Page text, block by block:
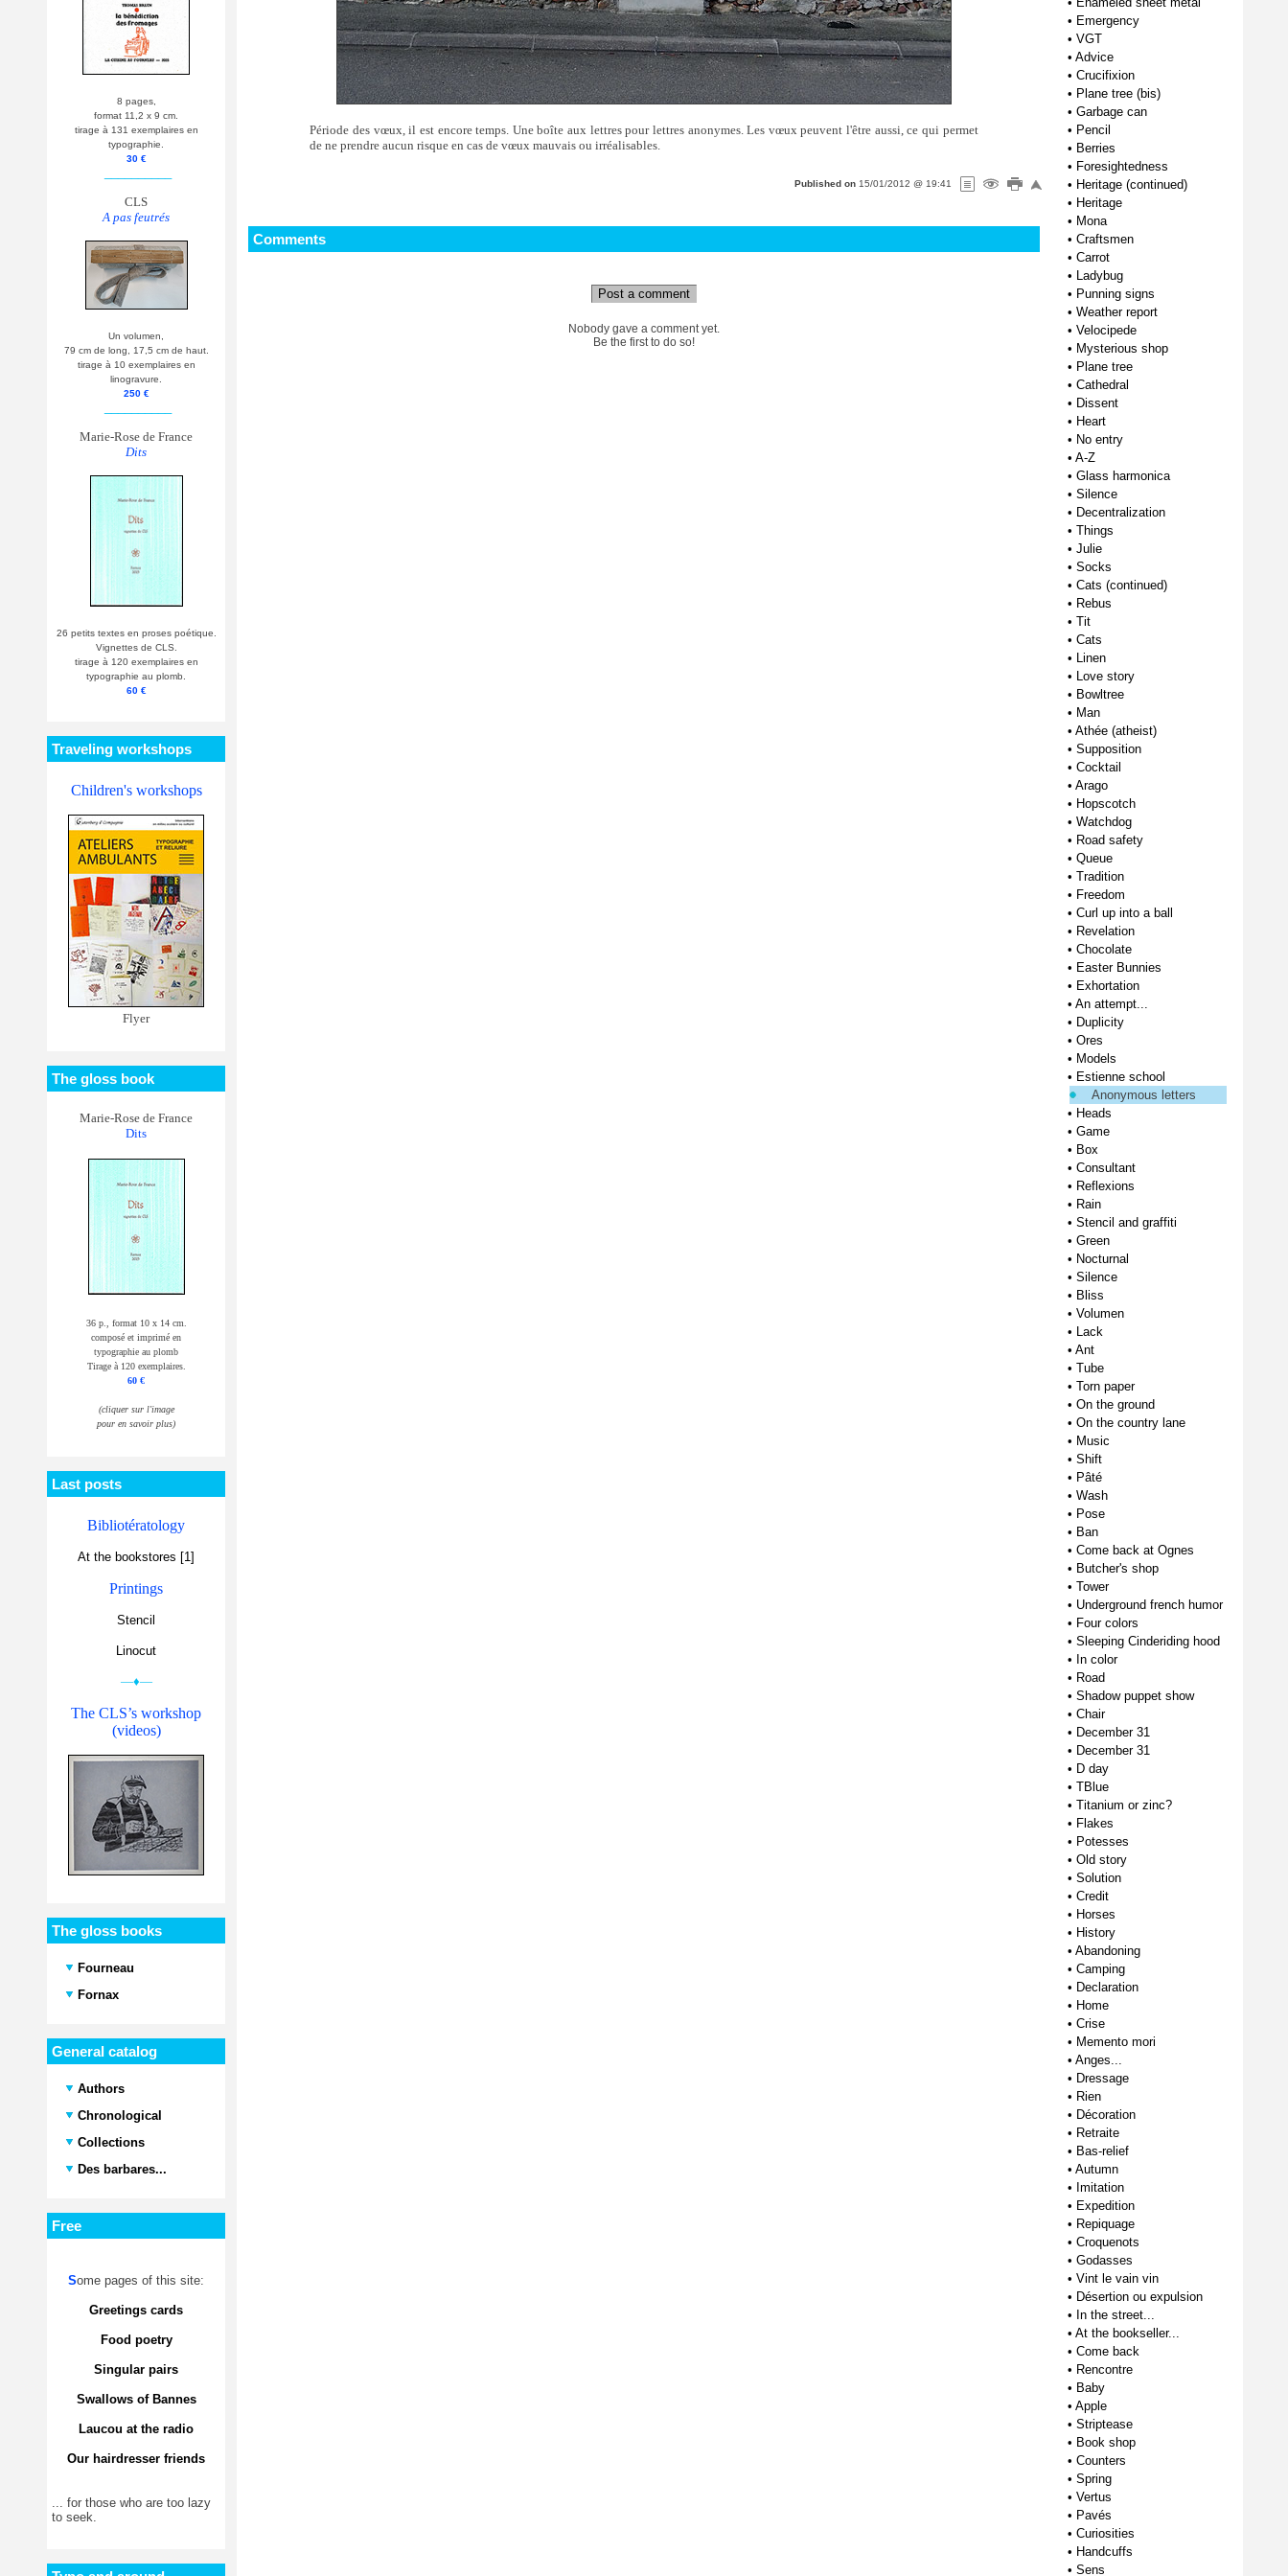
8 pages,
format 11,2 x 9 cm.
tirage à 131 exemplaires en
typographie.
30 €
CLS
A pas feutrés
Un volumen,
79 cm de long, 17,5 cm de haut.
tirage à 10 exemplaires en
linogravure.
250 €
Marie-Rose de France
Dits
26 petits textes en proses poétique.
Vignettes de CLS.
tirage à 120 exemplaires en
typographie au plomb.
60 €
Traveling workshops
Children's workshops
Flyer
The gloss book
Marie-Rose de France
Dits
36 p., format 10 x 14 cm.
composé et imprimé en
typographie au plomb
Tirage à 120 exemplaires.
60 €
(cliquer sur l'image
pour en savoir plus)
Last posts
Bibliotératology
At the bookstores [1]
Printings
Stencil
Linocut
—♦—
The CLS’s workshop
(videos)
The gloss books
Fourneau
Fornax
General catalog
Authors
Chronological
Collections
Des barbares...
Free
Some pages of this site:
Greetings cards
Food poetry
Singular pairs
Swallows of Bannes
Laucou at the radio
Our hairdresser friends
... for those who are too lazy
to seek.
Période des vœux, il est encore temps. Une boîte aux lettres pour lettres anonymes. Les vœux peuvent l'être aussi, ce qui permet
de ne prendre aucun risque en cas de vœux mauvais ou irréalisables.
Published on 15/01/2012 @ 19:41
Comments
Post a comment
Nobody gave a comment yet.
Be the first to do so!
• Emergency
• VGT
• Advice
• Crucifixion
• Plane tree (bis)
• Garbage can
• Pencil
• Berries
• Foresightedness
• Heritage (continued)
• Heritage
• Mona
• Craftsmen
• Carrot
• Ladybug
• Punning signs
• Weather report
• Velocipede
• Mysterious shop
• Plane tree
• Cathedral
• Dissent
• Heart
• No entry
• A-Z
• Glass harmonica
• Silence
• Decentralization
• Things
• Julie
• Socks
• Cats (continued)
• Rebus
• Tit
• Cats
• Linen
• Love story
• Bowltree
• Man
• Athée (atheist)
• Supposition
• Cocktail
• Arago
• Hopscotch
• Watchdog
• Road safety
• Queue
• Tradition
• Freedom
• Curl up into a ball
• Revelation
• Chocolate
• Easter Bunnies
• Exhortation
• An attempt...
• Duplicity
• Ores
• Models
• Estienne school
Anonymous letters
• Heads
• Game
• Box
• Consultant
• Reflexions
• Rain
• Stencil and graffiti
• Green
• Nocturnal
• Silence
• Bliss
• Volumen
• Lack
• Ant
• Tube
• Torn paper
• On the ground
• On the country lane
• Music
• Shift
• Pâté
• Wash
• Pose
• Ban
• Come back at Ognes
• Butcher's shop
• Tower
• Underground french humor
• Four colors
• Sleeping Cinderiding hood
• In color
• Road
• Shadow puppet show
• Chair
• December 31
• December 31
• D day
• TBlue
• Titanium or zinc?
• Flakes
• Potesses
• Old story
• Solution
• Credit
• Horses
• History
• Abandoning
• Camping
• Declaration
• Home
• Crise
• Memento mori
• Anges...
• Dressage
• Rien
• Décoration
• Retraite
• Bas-relief
• Autumn
• Imitation
• Expedition
• Repiquage
• Croquenots
• Godasses
• Vint le vain vin
• Désertion ou expulsion
• In the street...
• At the bookseller...
• Come back
• Rencontre
• Baby
• Apple
• Striptease
• Book shop
• Counters
• Spring
• Vertus
• Pavés
• Curiosities
• Handcuffs
• Sens